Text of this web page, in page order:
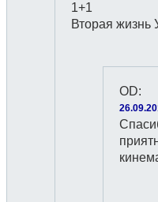
1+1
Вторая жизнь
OD: